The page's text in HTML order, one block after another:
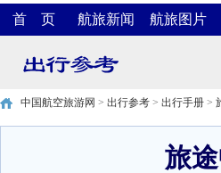
首 页 航旅新闻 航旅图片
中国航空旅游网 > 出行参考 > 出行手册 >
旅